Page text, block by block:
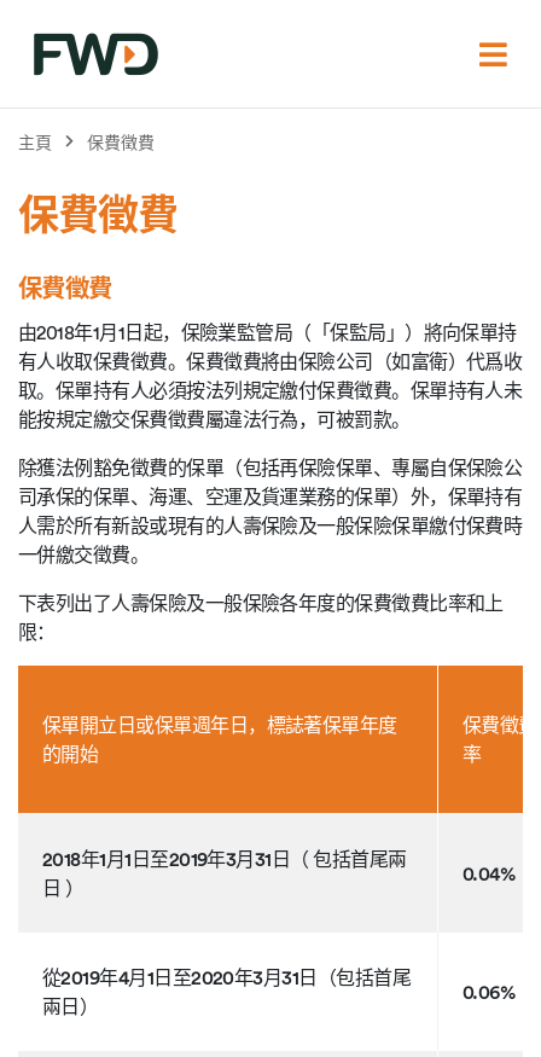
主頁 保費徵費
保費徵費
保費徵費
由2018年1月1日起，保險業監管局（「保監局」）將向保單持
有人收取保費徵費。保費徵費將由保險公司（如富衛）代爲收
取。保單持有人必須按法列規定繳付保費徵費。保單持有人未
能按規定繳交保費徵費屬違法行為，可被罰款。
除獲法例豁免徵費的保單（包括再保險保單、專屬自保保險公
司承保的保單、海運、空運及貨運業務的保單）外，保單持有
人需於所有新設或現有的人壽保險及一般保險保單繳付保費時
一併繳交徵費。
下表列出了人壽保險及一般保險各年度的保費徵費比率和上
限：
保單開立日或保單週年日，標誌著保單年度
的開始
保費徵費
率
2018年1月1日至2019年3月31日（ 包括首尾兩
日 ）
0.04%
從2019年4月1日至2020年3月31日（包括首尾
兩日）
0.06%